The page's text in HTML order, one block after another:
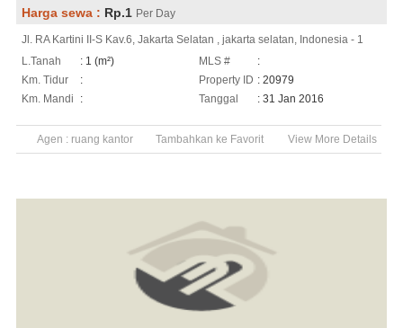
Harga sewa : Rp.1 Per Day
Jl. RA Kartini II-S Kav.6, Jakarta Selatan , jakarta selatan, Indonesia - 1
L.Tanah
: 1 (m²)
Km. Tidur
:
Km. Mandi
:
MLS #
:
Property ID : 20979
Tanggal
: 31 Jan 2016
Agen : ruang kantor Tambahkan ke Favorit View More Details